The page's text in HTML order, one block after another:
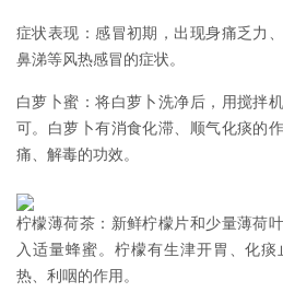
症状表现：感冒初期，出现身痛乏力
鼻涕等风热感冒的症状。
白萝卜蜜：将白萝卜洗净后，用搅拌
可。白萝卜有消食化滞、顺气化痰的
痛、解毒的功效。
柠檬薄荷茶：新鲜柠檬片和少量薄荷
入适量蜂蜜。柠檬有生津开胃、化
热、利咽的作用。